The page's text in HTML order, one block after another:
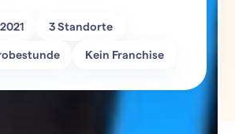
3 Standorte
Kein Franchise